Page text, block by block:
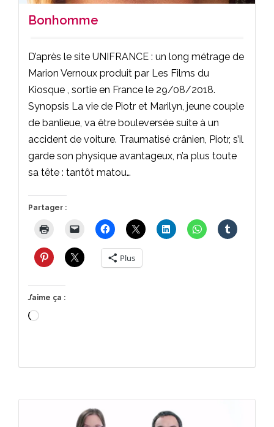
Bonhomme
D’après le site UNIFRANCE : un long métrage de
Marion Vernoux produit par Les Films du
Kiosque , sortie en France le 29/08/2018.
Synopsis La vie de Piotr et Marilyn, jeune couple
de banlieue, va être bouleversée suite à un
accident de voiture. Traumatisé crânien, Piotr, s’il
garde son physique avantageux, n’a plus toute
sa tête : tantôt matou…
Partager :
Plus
J’aime ça :
Chargement…